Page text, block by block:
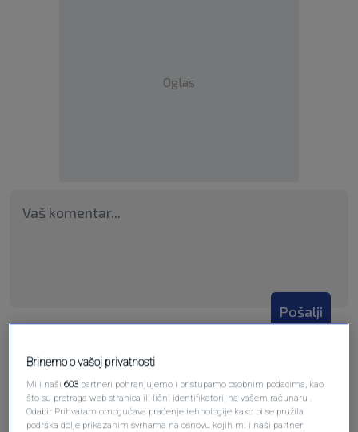
Oglas
Pošalji
Pošalji komentar
Brinemo o vašoj privatnosti
Mi i naši603 partneri pohranjujemo i pristupamo osobnim podacima, kao
što su pretraga web stranica ili lični identifikatori, na vašem računaru .
Odabir Prihvatam omogućava praćenje tehnologije kako bi se pružila
podrška dolje prikazanim svrhama na osnovu kojih mi i naši partneri